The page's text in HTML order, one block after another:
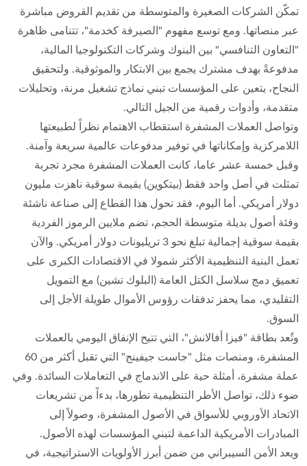
تمكّن الشركات الصغيرة والمتوسطة من تقديم القروض مباشرة
عبر منصاتها. ومع توسع مفهوم "الصيرفة كخدمة"، تتنامى ظاهرة
"التعاون التنافسي" بين البنوك وشركات التكنولوجيا المالية،
مدفوعةً بهدف مشترك يجمع بين الابتكار والموثوقية. ولتحقيق
النجاح، يتعين على المؤسسات تبني نماذج تشغيل مرنة، وتحليلات
متقدمة، وأدوات رقمية من الجيل التالي.
وتواصل العملات المشفرة استقطاب الاهتمام نظراً لطبيعتها
اللامركزية وإمكاناتها في توفير مدفوعات عالمية سريعة وآمنة.
وقبل خمسة عشر عاما، كانت العملات المشفرة مجرد تجربة
تمثلت في أصل واحد فقط (بيتكوين) بقيمة سوقية ناهزت مليون
دولار أمريكي. أما اليوم، فقد تحول هذا القطاع إلى صناعة ناشئة
وفئة أصول بديلة متوسطة الحجم، تضم ملايين الرموز الفردية
بقيمة سوقية إجمالية تبلغ نحو 3 تريليونات دولار أمريكي. والآن
تعمل البنية التنظيمية الأكثر شمولا في الاقتصادات الكبرى على
تعميق دمج سلاسل الكتل العامة (البلوك تشين) مع التمويل
التقليدي، مما يحفز تدفقات رؤوس الأموال طويلة الأجل إلى
السوق.
وتُعد بطاقة "فيزا أفالانش"، التي تتيح الإنفاق اليومي بالعملات
المشفرة، ومنصات مثل "جاست جيفينج" التي تقبل أكثر من 60
عملة مشفرة، أمثلة حية على الاندماج في التعاملات السائدة. وفي
ضوء ذلك، تواصل الأطر التنظيمية تطورها، بدءاً من تشريعات
الاتحاد الأوروبي للأسواق في الأصول المشفرة، وصولاً إلى
المبادرات الأمريكية الداعمة لتبني المؤسسات لهذه الأصول.
ويعد الأمن السيبراني من ضمن أبرز الأولويات الاستراتيجية، في